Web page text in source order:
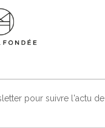
pour suivre l'actu de